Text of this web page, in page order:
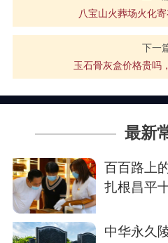
八宝山火葬场火化
下一
玉石骨灰盒价格贵吗
最新
百百路上
扎根昌平
中华永久